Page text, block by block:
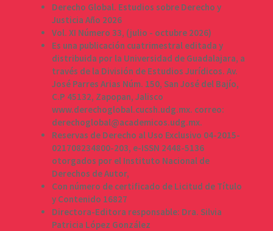
Derecho Global. Estudios sobre Derecho y
Justicia Año 2026
Vol. XI Número 33, (julio - octubre 2026)
Es una publicación cuatrimestral editada y
distribuida por la Universidad de Guadalajara, a
través de la División de Estudios Jurídicos. Av.
José Parres Arias Núm. 150, San José del Bajío,
C.P 45132, Zapopan, Jalisco
www.derechoglobal.cucsh.udg.mx. correo:
derechoglobal@academicos.udg.mx.
Reservas de Derecho al Uso Exclusivo 04-2015-
021708234800-203, e-ISSN 2448-5136
otorgados por el Instituto Nacional de
Derechos de Autor,
Con número de certificado de Licitud de Título
y Contenido 16827
Directora-Editora responsable: Dra. Silvia
Patricia López González